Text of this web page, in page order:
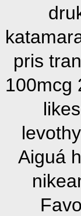
pris
100mcg
Aiguá